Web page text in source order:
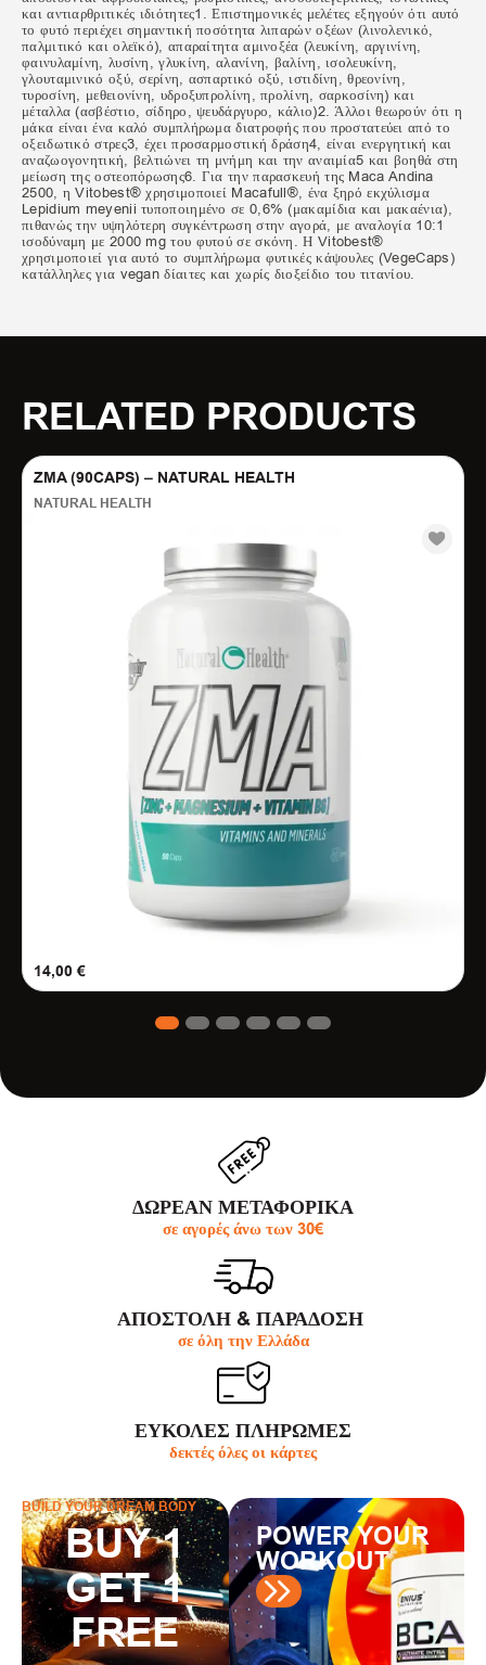
και αντιαρθριτικές ιδιότητες1. Επιστημονικές μελέτες εξηγούν ότι αυτό
το φυτό περιέχει σημαντική ποσότητα λιπαρών οξέων (λινολενικό,
παλμιτικό και ολεϊκό), απαραίτητα αμινοξέα (λευκίνη, αργινίνη,
φαινυλαμίνη, λυσίνη, γλυκίνη, αλανίνη, βαλίνη, ισολευκίνη,
γλουταμινικό οξύ, σερίνη, ασπαρτικό οξύ, ιστιδίνη, θρεονίνη,
τυροσίνη, μεθειονίνη, υδροξυπρολίνη, προλίνη, σαρκοσίνη) και
μέταλλα (ασβέστιο, σίδηρο, ψευδάργυρο, κάλιο)2. Άλλοι θεωρούν ότι η
μάκα είναι ένα καλό συμπλήρωμα διατροφής που προστατεύει από το
οξειδωτικό στρες3, έχει προσαρμοστική δράση4, είναι ενεργητική και
αναζωογονητική, βελτιώνει τη μνήμη και την αναιμία5 και βοηθά στη
μείωση της οστεοπόρωσης6. Για την παρασκευή της Maca Andina
2500, η ​​Vitobest® χρησιμοποιεί Macafull®, ένα ξηρό εκχύλισμα
Lepidium meyenii τυποποιημένο σε 0,6% (μακαμίδια και μακαένια),
πιθανώς την υψηλότερη συγκέντρωση στην αγορά, με αναλογία 10:1
ισοδύναμη με 2000 mg του φυτού σε σκόνη. Η Vitobest®
χρησιμοποιεί για αυτό το συμπλήρωμα φυτικές κάψουλες (VegeCaps)
κατάλληλες για vegan δίαιτες και χωρίς διοξείδιο του τιτανίου.
RELATED PRODUCTS
ZMA (90CAPS) – NATURAL HEALTH
NATURAL HEALTH
14,00 €
3 4 5 6
ΔΩΡΕΑΝ ΜΕΤΑΦΟΡΙΚΑ
σε αγορές άνω των 30€
ΑΠΟΣΤΟΛΗ & ΠΑΡΆΔΟΣΗ
σε όλη την Ελλάδα
ΕΥΚΟΛΕΣ ΠΛΗΡΩΜΕΣ
δεκτές όλες οι κάρτες
BUILD YOUR DREAM BODY
BUY 1
GET 1
FREE
POWER YOUR
WORKOUT